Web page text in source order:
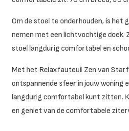
Om de stoel te onderhouden, is het
nemen met een lichtvochtige doek.
stoel langdurig comfortabel en
Met het Relaxfauteuil Zen van
ontspannende sfeer in jouw woning
langdurig comfortabel kunt zitten.
en geniet van de comfortabele